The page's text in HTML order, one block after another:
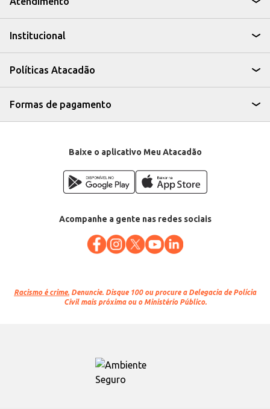
Institucional
Políticas Atacadão
Formas de pagamento
Baixe o aplicativo Meu Atacadão
Acompanhe a gente nas redes sociais
Racismo é crime. Denuncie. Disque 100 ou procure a Delegacia de Polícia
Civil mais próxima ou o Ministério Público.